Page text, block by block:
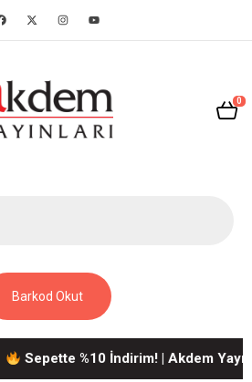
0
Barkod Okut
Sepette %10 İndirim! | Akdem